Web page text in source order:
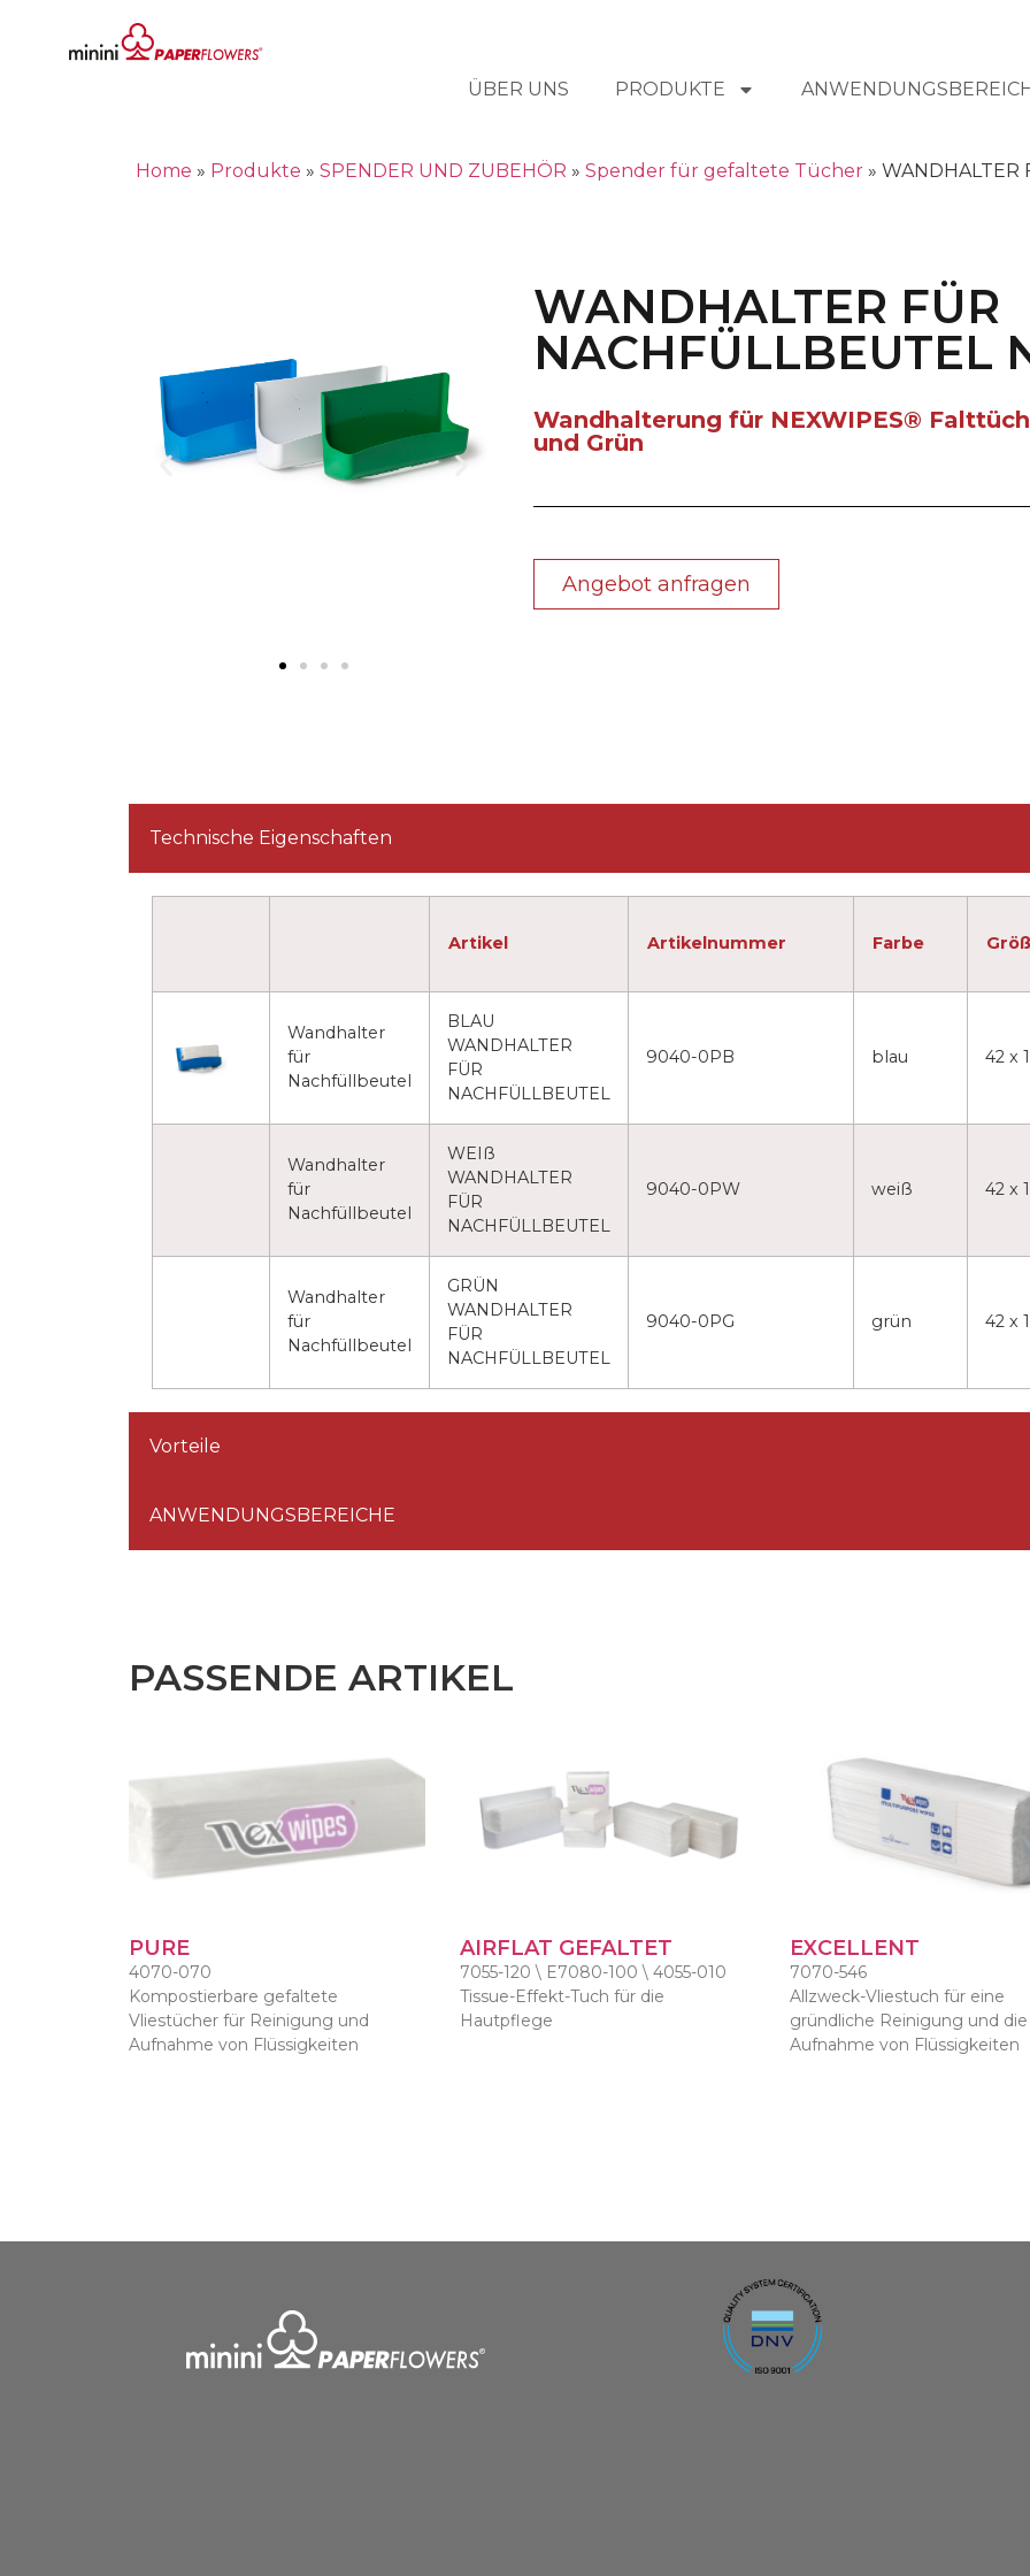
ÜBER UNS PRODUKTE
Home » Produkte » SPENDER UND ZUBEHÖR » Spender für gefaltete Tücher » WANDHALTER
WANDHALTER FÜR
NACHFÜLLBEUTEL
Wandhalterung für NEXWIPES®
und Grün
Angebot anfragen
Technische Eigenschaften
Artikel Artikelnummer Farbe
Wandhalter
für
Nachfüllbeutel
BLAU
WANDHALTER
FÜR
NACHFÜLLBEUTEL
9040-0PB blau 42 x
Wandhalter
für
Nachfüllbeutel
WEIß
WANDHALTER
FÜR
NACHFÜLLBEUTEL
9040-0PW weiß 42 x
Wandhalter
für
Nachfüllbeutel
GRÜN
WANDHALTER
FÜR
NACHFÜLLBEUTEL
9040-0PG grün 42 x
Vorteile
ANWENDUNGSBEREICHE
PASSENDE ARTIKEL
PURE
4070-070
Kompostierbare gefaltete
Vliestücher für Reinigung und
Aufnahme von Flüssigkeiten
AIRFLAT GEFALTET
7055-120 \ E7080-100 \ 4055-010
Tissue-Effekt-Tuch für die
Hautpflege
EXCELLENT
7070-546
Allzweck-Vliestuch für eine
gründliche Reinigung und die
Aufnahme von Flüssigkeiten